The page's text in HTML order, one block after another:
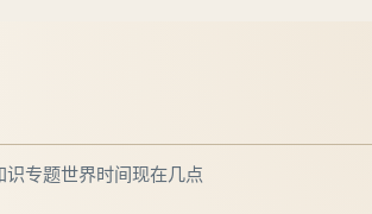
识专题世界时间现在几点